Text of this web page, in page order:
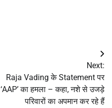
Next:
Raja Vading के Statement पर
‘AAP’ का हमला – कहा, नशे से उजड़े
परिवारों का अपमान कर रहे हैं